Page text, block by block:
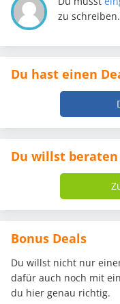
zu schreiben.
Du hast einen
Du willst beraten
Bonus Deals
Du willst nicht nur
dafür auch noch mit
du hier genau richtig.